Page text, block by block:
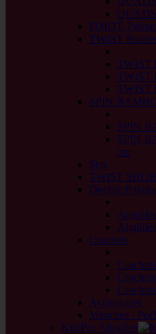
FORTÉ
TWIST
TWIST
TWIST
TWIST
SPIN
SPIN
SPIN
cm
Sets
TWIST
Double
Crochets
Accessoires
Manches /
KnitPro Aiguilles